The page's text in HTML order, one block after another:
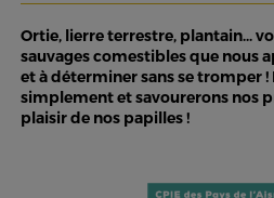
Ortie, lierre terrestre, plantain...
sauvages comestibles que nous
et à déterminer sans se tromper !
simplement et savourerons nos
plaisir de nos papilles !